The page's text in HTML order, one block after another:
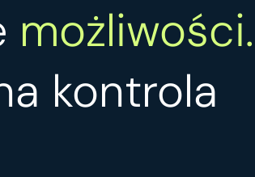
możliwości.
kontrola